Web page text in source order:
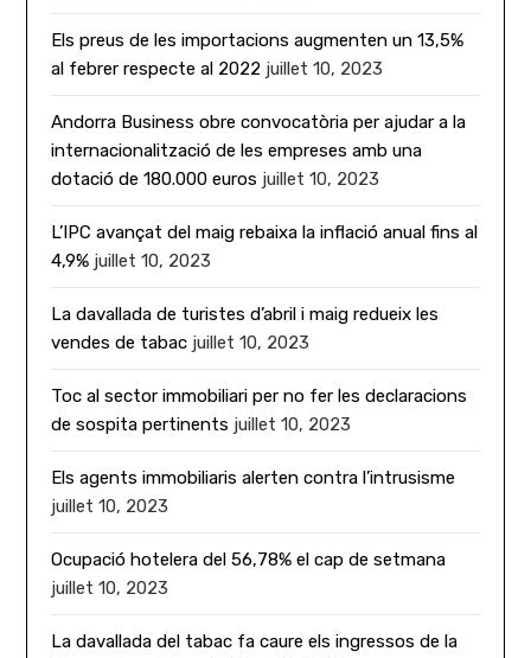
Els preus de les importacions augmenten un 13,5%
al febrer respecte al 2022 juillet 10, 2023
Andorra Business obre convocatòria per ajudar a la
internacionalització de les empreses amb una
dotació de 180.000 euros juillet 10, 2023
L’IPC avançat del maig rebaixa la inflació anual fins al
4,9% juillet 10, 2023
La davallada de turistes d’abril i maig redueix les
vendes de tabac juillet 10, 2023
Toc al sector immobiliari per no fer les declaracions
de sospita pertinents juillet 10, 2023
Els agents immobiliaris alerten contra l’intrusisme
juillet 10, 2023
Ocupació hotelera del 56,78% el cap de setmana
juillet 10, 2023
La davallada del tabac fa caure els ingressos de la